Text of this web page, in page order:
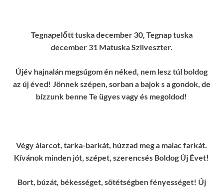
Tegnapelőtt tuska december 30, Tegnap tuska
december 31 Matuska Szilveszter.
Újév hajnalán megsúgom én néked, nem lesz túl boldog
az új éved! Jönnek szépen, sorban a bajok s a gondok, de
bízzunk benne Te ügyes vagy és megoldod!
Végy álarcot, tarka-barkát, húzzad meg a malac farkát.
Kívánok minden jót, szépet, szerencsés Boldog Új Évet!
Bort, búzát, békességet, sötétségben fényességet! Új